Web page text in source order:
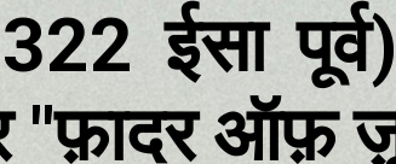
ईसा
"फ़ादर ऑफ़